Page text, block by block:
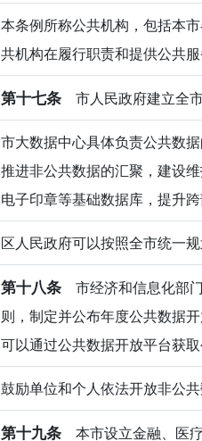
本条例所称公共机构，包括本
共机构在履行职责和提供公共
第十七条 市人民政府建立全
市大数据中心具体负责公共数
推进非公共数据的汇聚，建设
电子印章等基础数据库，提升
区人民政府可以按照全市统一
第十八条 市经济和信息化部
则，制定并公布年度公共数据
可以通过公共数据开放平台获取
鼓励单位和个人依法开放非公
第十九条 本市设立金融、医